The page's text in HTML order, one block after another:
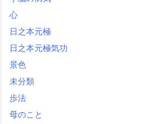
心
日之本元極
日之本元極気功
景色
未分類
歩法
母のこと